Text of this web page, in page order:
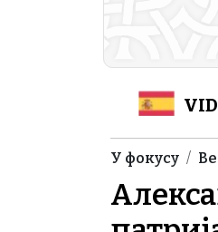
У фокусу